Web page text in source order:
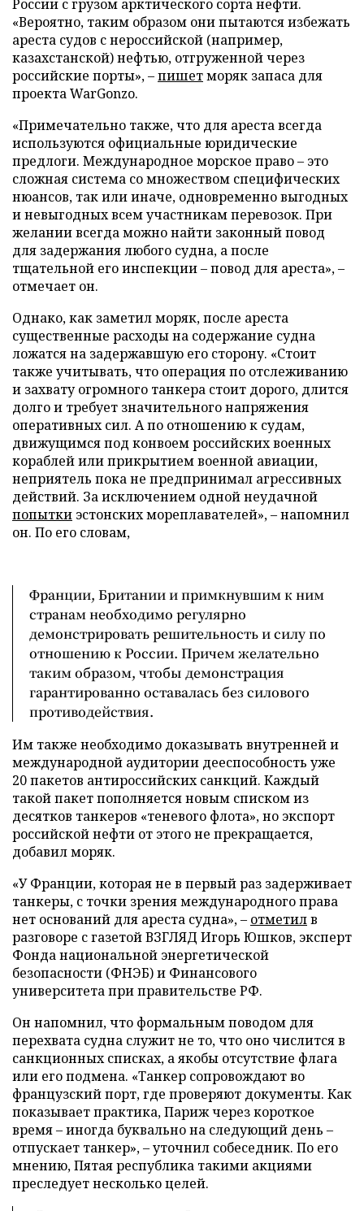
России с грузом арктического сорта нефти.
«Вероятно, таким образом они пытаются избежать
ареста судов с нероссийской (например,
казахстанской) нефтью, отгруженной через
российские порты», –пишетморяк запаса для
проекта WarGonzo.
«Примечательно также, что для ареста всегда
используются официальные юридические
предлоги. Международное морское право – это
сложная система со множеством специфических
нюансов, так или иначе, одновременно выгодных
и невыгодных всем участникам перевозок. При
желании всегда можно найти законный повод
для задержания любого судна, а после
тщательной его инспекции – повод для ареста», –
отмечает он.
Однако, как заметил моряк, после ареста
существенные расходы на содержание судна
ложатся на задержавшую его сторону. «Стоит
также учитывать, что операция по отслеживанию
и захвату огромного танкера стоит дорого, длится
долго и требует значительного напряжения
оперативных сил. А по отношению к судам,
движущимся под конвоем российских военных
кораблей или прикрытием военной авиации,
неприятель пока не предпринимал агрессивных
действий. За исключением одной неудачной
попытки эстонских мореплавателей», – напомнил
он. По его словам,
Франции, Британии и примкнувшим к ним
странам необходимо регулярно
демонстрировать решительность и силу по
отношению к России. Причем желательно
таким образом, чтобы демонстрация
гарантированно оставалась без силового
противодействия.
Им также необходимо доказывать внутренней и
международной аудитории дееспособность уже
20 пакетов антироссийских санкций. Каждый
такой пакет пополняется новым списком из
десятков танкеров «теневого флота», но экспорт
российской нефти от этого не прекращается,
добавил моряк.
«У Франции, которая не в первый раз задерживает
танкеры, с точки зрения международного права
нет оснований для ареста судна», – отметилв
разговоре с газетой ВЗГЛЯД Игорь Юшков, эксперт
Фонда национальной энергетической
безопасности (ФНЭБ) и Финансового
университета при правительстве РФ.
Он напомнил, что формальным поводом для
перехвата судна служит не то, что оно числится в
санкционных списках, а якобы отсутствие флага
или его подмена. «Танкер сопровождают во
французский порт, где проверяют документы. Как
показывает практика, Париж через короткое
время – иногда буквально на следующий день –
отпускает танкер», – уточнил собеседник. По его
мнению, Пятая республика такими акциями
преследует несколько целей.